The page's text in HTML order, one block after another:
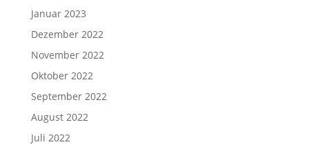
Januar 2023
Dezember 2022
November 2022
Oktober 2022
September 2022
August 2022
Juli 2022